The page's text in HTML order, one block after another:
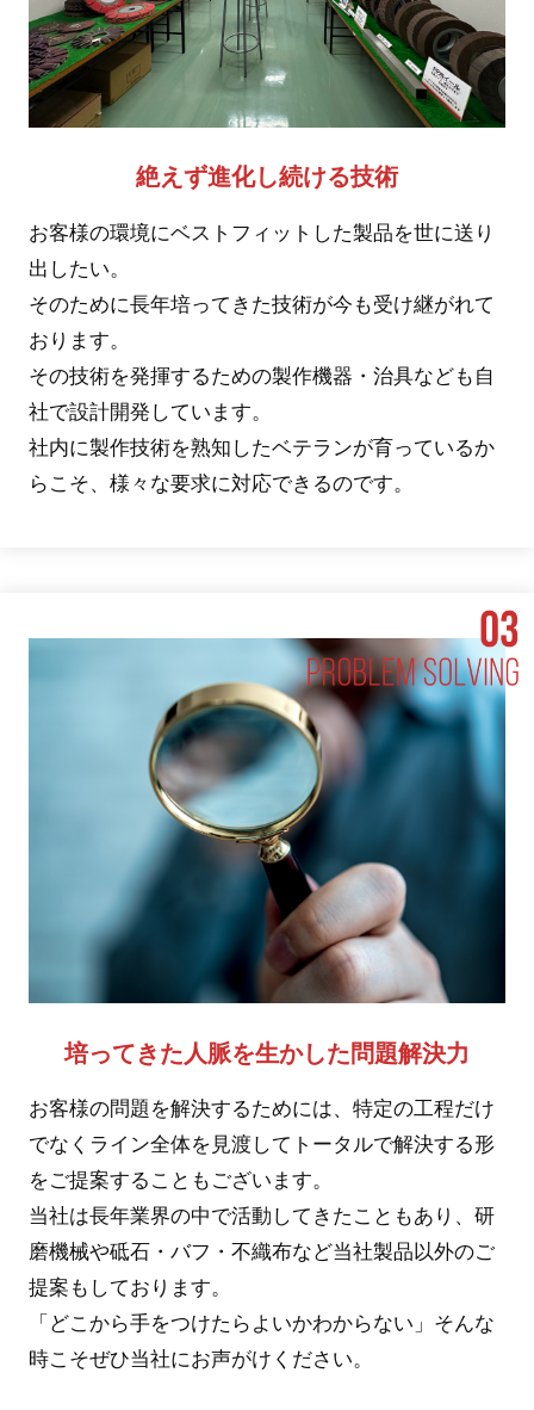
絶えず進化し続ける技術
お客様の環境にベストフィットした製品を世に送り
出したい。
そのために長年培ってきた技術が今も受け継がれて
おります。
その技術を発揮するための製作機器・治具なども自
社で設計開発しています。
社内に製作技術を熟知したベテランが育っているか
らこそ、様々な要求に対応できるのです。
培ってきた人脈を生かした問題解決力
お客様の問題を解決するためには、特定の工程だけ
でなくライン全体を見渡してトータルで解決する形
をご提案することもございます。
当社は長年業界の中で活動してきたこともあり、研
磨機械や砥石・バフ・不織布など当社製品以外のご
提案もしております。
「どこから手をつけたらよいかわからない」そんな
時こそぜひ当社にお声がけください。